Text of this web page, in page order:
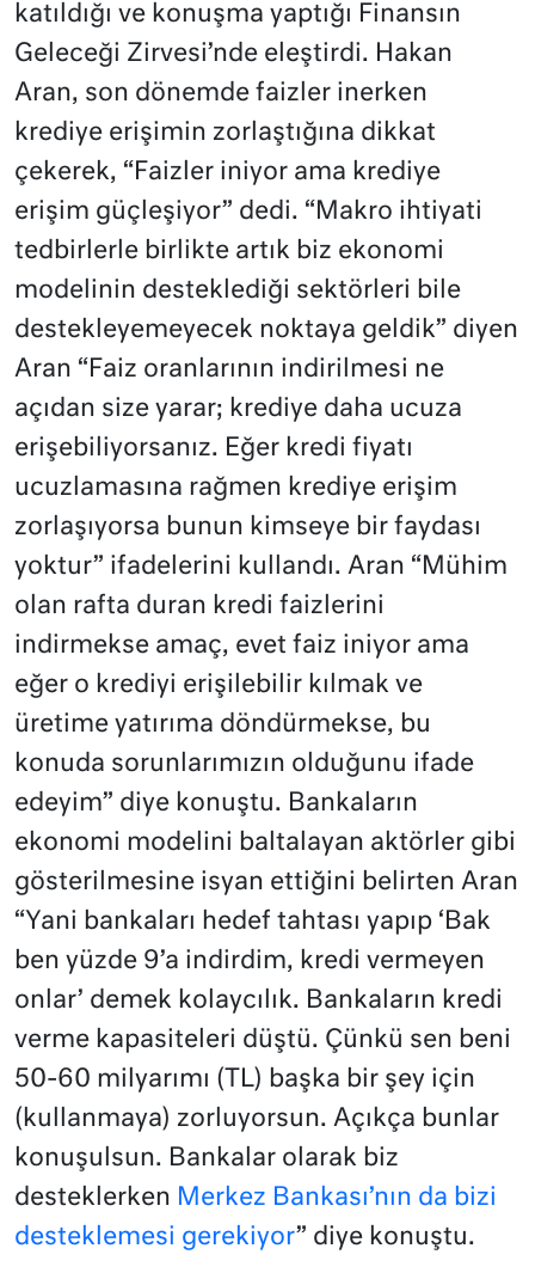
katıldığı ve konuşma yaptığı Finansın
Geleceği Zirvesi’nde eleştirdi. Hakan
Aran, son dönemde faizler inerken
krediye erişimin zorlaştığına dikkat
çekerek, “Faizler iniyor ama krediye
erişim güçleşiyor” dedi. “Makro ihtiyati
tedbirlerle birlikte artık biz ekonomi
modelinin desteklediği sektörleri bile
destekleyemeyecek noktaya geldik” diyen
Aran “Faiz oranlarının indirilmesi ne
açıdan size yarar; krediye daha ucuza
erişebiliyorsanız. Eğer kredi fiyatı
ucuzlamasına rağmen krediye erişim
zorlaşıyorsa bunun kimseye bir faydası
yoktur” ifadelerini kullandı. Aran “Mühim
olan rafta duran kredi faizlerini
indirmekse amaç, evet faiz iniyor ama
eğer o krediyi erişilebilir kılmak ve
üretime yatırıma döndürmekse, bu
konuda sorunlarımızın olduğunu ifade
edeyim” diye konuştu. Bankaların
ekonomi modelini baltalayan aktörler gibi
gösterilmesine isyan ettiğini belirten Aran
“Yani bankaları hedef tahtası yapıp ‘Bak
ben yüzde 9’a indirdim, kredi vermeyen
onlar’ demek kolaycılık. Bankaların kredi
verme kapasiteleri düştü. Çünkü sen beni
50-60 milyarımı (TL) başka bir şey için
(kullanmaya) zorluyorsun. Açıkça bunlar
konuşulsun. Bankalar olarak biz
desteklerken Merkez Bankası’nın da bizi
desteklemesi gerekiyor” diye konuştu.